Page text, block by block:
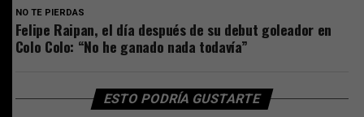
NO TE PIERDAS
Felipe Raipan, el día después de su debut goleador en
Colo Colo: “No he ganado nada todavía”
ESTO PODRÍA GUSTARTE